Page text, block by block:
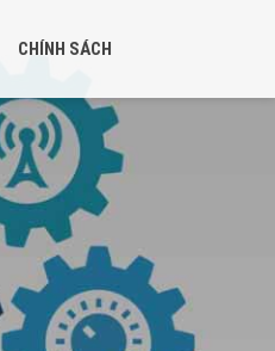
CHÍNH SÁCH